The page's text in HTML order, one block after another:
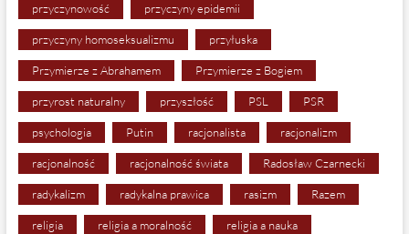
przyczynowość przyczyny epidemii
przyczyny homoseksualizmu przyłuska
Przymierze z Abrahamem Przymierze z Bogiem
przyrost naturalny przyszłość PSL PSR
psychologia Putin racjonalista racjonalizm
racjonalność racjonalność świata Radosław Czarnecki
radykalizm radykalna prawica rasizm Razem
religia religia a moralność religia a nauka